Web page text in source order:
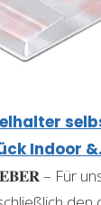
Indoor
– Für